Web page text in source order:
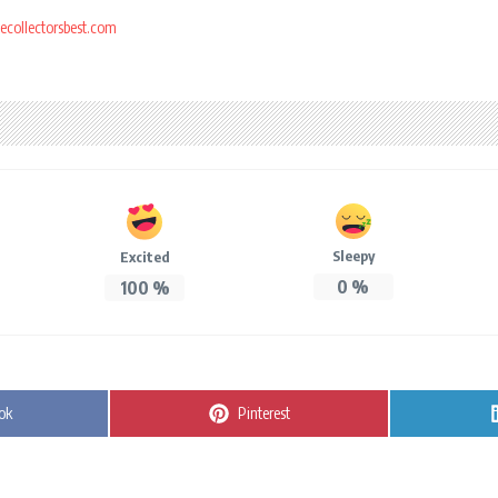
Excited
100 %
Sleepy
0 %
Share on
Pinterest